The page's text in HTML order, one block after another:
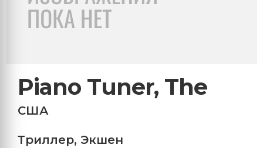
Piano Tuner, The
США
Триллер, Экшен